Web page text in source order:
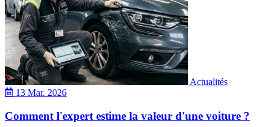
Actualités
13 Mar. 2026
Comment l'expert estime la valeur d'une voiture ?